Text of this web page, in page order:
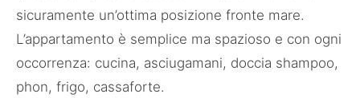
sicuramente un’ottima posizione fronte mare.
L’appartamento è semplice ma spazioso e con ogni
occorrenza: cucina, asciugamani, doccia shampoo,
phon, frigo, cassaforte.